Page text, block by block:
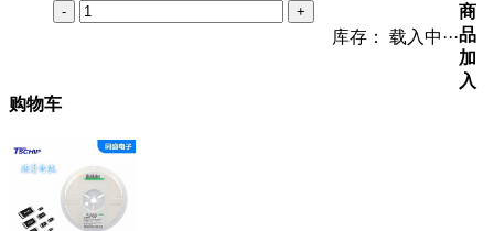
- +
库存： 载入中···
商
品
加
入
购物车